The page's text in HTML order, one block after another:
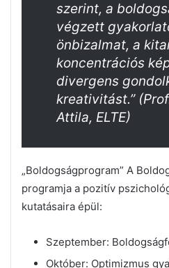
szerint, a
végzett
önbizalmat, a
koncentrációs
divergens
kreativitást.”
Attila, ELTE)
„Boldogságprogram” A
programja a pozitív
kutatásaira épül:
Szeptember:
Október: Optimizmus